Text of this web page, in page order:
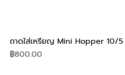
ถาดใส่เหรียญ Mini Hopper 10/
Price
฿800.00